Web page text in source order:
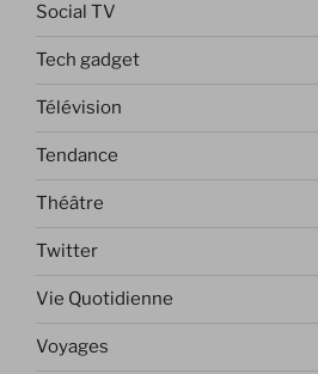
Social TV
Tech gadget
Télévision
Tendance
Théâtre
Twitter
Vie Quotidienne
Voyages